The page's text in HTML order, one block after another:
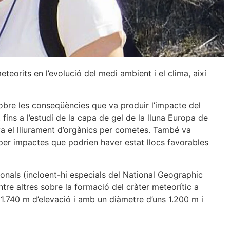
en l’evolució del medi ambient i el clima, així
les conseqüències que va produir l’impacte del
a l’estudi de la capa de gel de la lluna Europa de
el lliurament d’orgànics per cometes. També va
impactes que podrien haver estat llocs favorables
(incloent-hi especials del National Geographic
altres sobre la formació del cràter meteorític a
m d’elevació i amb un diàmetre d’uns 1.200 m i